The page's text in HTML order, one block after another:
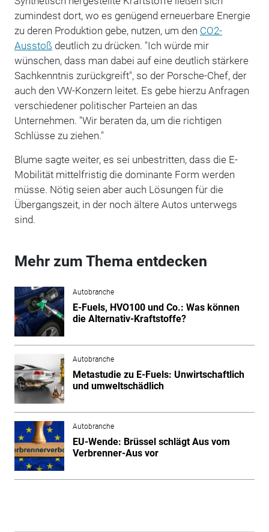
zumindest dort, wo es genügend erneuerbare Energie
zu deren Produktion gebe, nutzen, um den CO2-
Ausstoß deutlich zu drücken. "Ich würde mir
wünschen, dass man dabei auf eine deutlich stärkere
Sachkenntnis zurückgreift", so der Porsche-Chef, der
auch den VW-Konzern leitet. Es gebe hierzu Anfragen
verschiedener politischer Parteien an das
Unternehmen. "Wir beraten da, um die richtigen
Schlüsse zu ziehen."
Blume sagte weiter, es sei unbestritten, dass die E-
Mobilität mittelfristig die dominante Form werden
müsse. Nötig seien aber auch Lösungen für die
Übergangszeit, in der noch ältere Autos unterwegs
sind.
Mehr zum Thema entdecken
Autobranche
E-Fuels, HVO100 und Co.: Was können
die Alternativ-Kraftstoffe?
Autobranche
Metastudie zu E-Fuels: Unwirtschaftlich
und umweltschädlich
Autobranche
EU-Wende: Brüssel schlägt Aus vom
Verbrenner-Aus vor